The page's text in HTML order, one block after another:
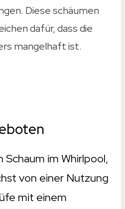
Diese schäumen
dafür, dass die
mangelhaft ist.
im Whirlpool,
von einer Nutzung
mit einem